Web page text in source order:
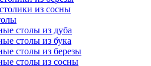
из сосны
столы из дуба
столы из бука
столы из березы
столы из сосны